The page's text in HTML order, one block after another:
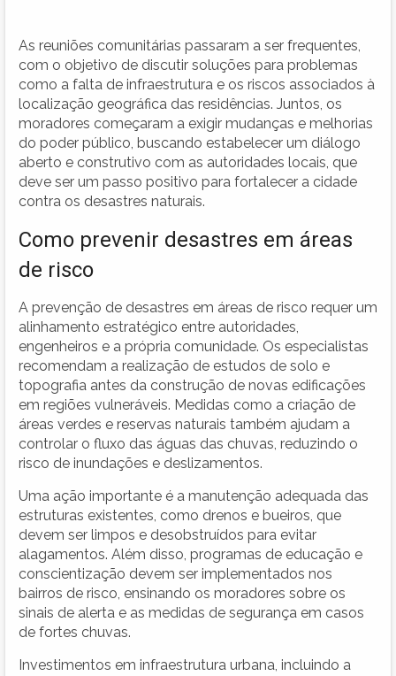
As reuniões comunitárias passaram a ser frequentes,
com o objetivo de discutir soluções para problemas
como a falta de infraestrutura e os riscos associados à
localização geográfica das residências. Juntos, os
moradores começaram a exigir mudanças e melhorias
do poder público, buscando estabelecer um diálogo
aberto e construtivo com as autoridades locais, que
deve ser um passo positivo para fortalecer a cidade
contra os desastres naturais.
Como prevenir desastres em áreas
de risco
A prevenção de desastres em áreas de risco requer um
alinhamento estratégico entre autoridades,
engenheiros e a própria comunidade. Os especialistas
recomendam a realização de estudos de solo e
topografia antes da construção de novas edificações
em regiões vulneráveis. Medidas como a criação de
áreas verdes e reservas naturais também ajudam a
controlar o fluxo das águas das chuvas, reduzindo o
risco de inundações e deslizamentos.
Uma ação importante é a manutenção adequada das
estruturas existentes, como drenos e bueiros, que
devem ser limpos e desobstruídos para evitar
alagamentos. Além disso, programas de educação e
conscientização devem ser implementados nos
bairros de risco, ensinando os moradores sobre os
sinais de alerta e as medidas de segurança em casos
de fortes chuvas.
Investimentos em infraestrutura urbana, incluindo a